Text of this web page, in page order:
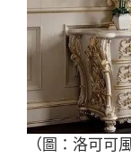
（圖：洛可可